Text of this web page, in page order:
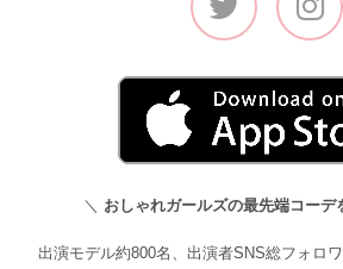
＼ おしゃれガールズの最先端コーデ
出演モデル約800名、出演者SNS総フォロ